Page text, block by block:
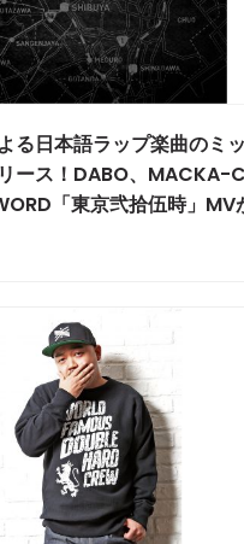
る日本語ラップ楽曲のミ
ース！DABO、MACKA-
「東京弐拾伍時」MV